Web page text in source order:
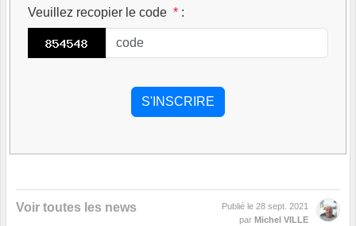
Veuillez recopier le code * :
Voir toutes les news Publié le 28 sept. 2021
par Michel VILLE